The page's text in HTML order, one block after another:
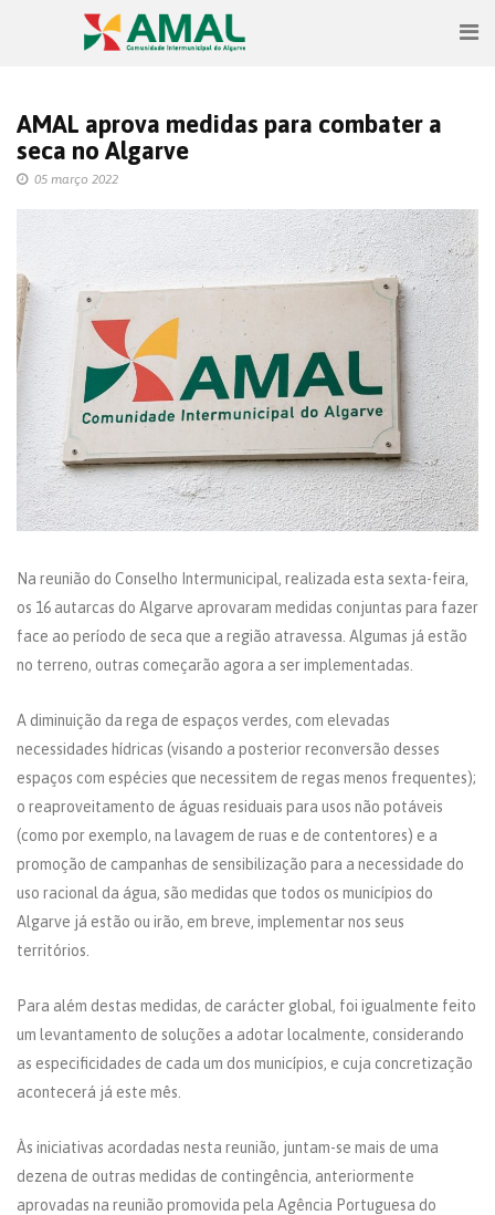
AMAL aprova medidas para combater a
seca no Algarve
05 março 2022
Na reunião do Conselho Intermunicipal, realizada esta sexta-feira,
os 16 autarcas do Algarve aprovaram medidas conjuntas para fazer
face ao período de seca que a região atravessa. Algumas já estão
no terreno, outras começarão agora a ser implementadas.
A diminuição da rega de espaços verdes, com elevadas
necessidades hídricas (visando a posterior reconversão desses
espaços com espécies que necessitem de regas menos frequentes);
o reaproveitamento de águas residuais para usos não potáveis
(como por exemplo, na lavagem de ruas e de contentores) e a
promoção de campanhas de sensibilização para a necessidade do
uso racional da água, são medidas que todos os municípios do
Algarve já estão ou irão, em breve, implementar nos seus
territórios.
Para além destas medidas, de carácter global, foi igualmente feito
um levantamento de soluções a adotar localmente, considerando
as especificidades de cada um dos municípios, e cuja concretização
acontecerá já este mês.
Às iniciativas acordadas nesta reunião, juntam-se mais de uma
dezena de outras medidas de contingência, anteriormente
aprovadas na reunião promovida pela Agência Portuguesa do